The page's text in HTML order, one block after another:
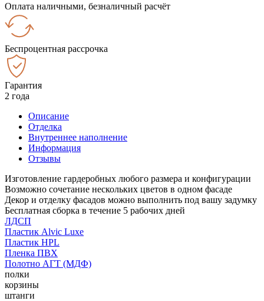
Оплата наличными, безналичный расчёт
Беспроцентная рассрочка
Гарантия
2 года
Описание
Отделка
Внутреннее наполнение
Информация
Отзывы
Изготовление гардеробных любого размера и конфигурации
Возможно сочетание нескольких цветов в одном фасаде
Декор и отделку фасадов можно выполнить под вашу задумку
Бесплатная сборка в течение 5 рабочих дней
ЛДСП
Пластик Alvic Luxe
Пластик HPL
Пленка ПВХ
Полотно АГТ (МДФ)
полки
корзины
штанги